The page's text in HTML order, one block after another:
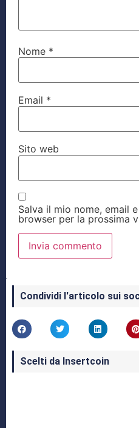
Nome *
Email *
Sito web
Salva il mio nome, email
browser per la prossima
Condividi l'articolo sui
Scelti da Insertcoin